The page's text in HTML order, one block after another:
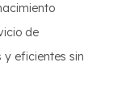
de
y eficientes sin